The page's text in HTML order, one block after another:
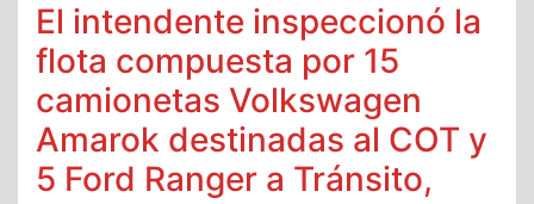
El intendente inspeccionó la
flota compuesta por 15
camionetas Volkswagen
Amarok destinadas al COT y
5 Ford Ranger a Tránsito,